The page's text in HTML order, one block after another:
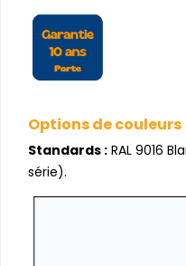
Options de couleurs
Standards : RAL 9016
série).